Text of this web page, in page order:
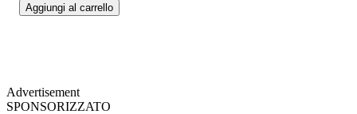
Aggiungi al carrello
Advertisement
SPONSORIZZATO